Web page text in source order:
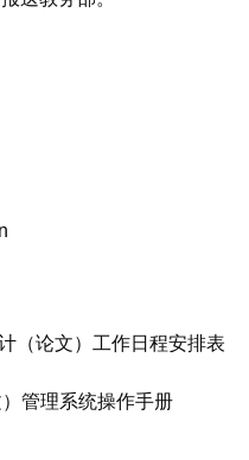
（论文）工作日程安排表
管理系统操作手册